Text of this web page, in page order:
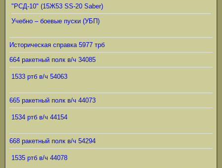
"РСД-10" (15Ж53 SS-20 Saber)
Учебно – боевые пуски (УБП)
Историческая справка 5977 трб
664 ракетный полк в/ч 34085
1533 ртб в/ч 54063
665 ракетный полк в/ч 44073
1534 ртб в/ч 44154
668 ракетный полк в/ч 54294
1535 ртб в/ч 44078